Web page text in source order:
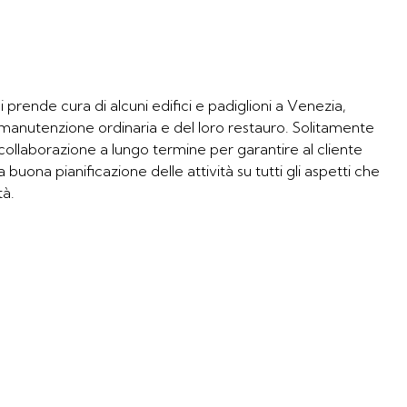
prende cura di alcuni edifici e padiglioni a Venezia,
ordinaria e del loro restauro. Solitamente
a lungo termine per garantire al cliente
buona pianificazione delle attività su tutti gli aspetti che